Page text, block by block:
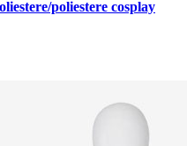
poliestere cosplay